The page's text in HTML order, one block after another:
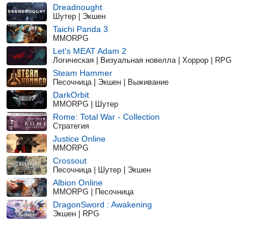
Dreadnought
Шутер | Экшен
Taichi Panda 3
MMORPG
Let's MEAT Adam 2
Логическая | Визуальная новелла | Хоррор | RPG
Steam Hammer
Песочница | Экшен | Выживание
DarkOrbit
MMORPG | Шутер
Rome: Total War - Collection
Стратегия
Justice Online
MMORPG
Crossout
Песочница | Шутер | Экшен
Albion Online
MMORPG | Песочница
DragonSword : Awakening
Экшен | RPG